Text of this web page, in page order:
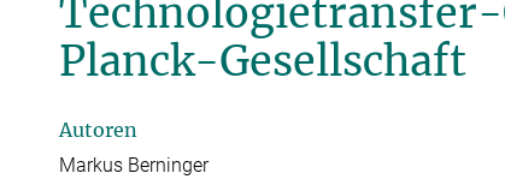
Planck-Gesellschaft
Autoren
Markus Berninger